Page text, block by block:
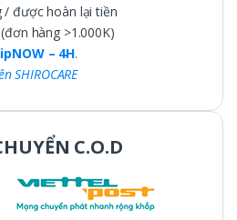
được hoàn lại tiền
hàng >1.000K)
– 4H.
SHIROCARE
C.O.D